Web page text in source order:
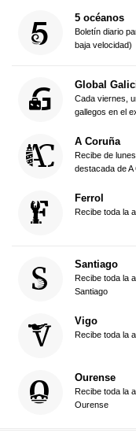
5 océanos
Boletín diario
baja velocidad)
Global
Cada viernes,
gallegos en el
A Coruña
Recibe de
destacada de A
Ferrol
Recibe toda la
Santiago
Recibe toda la
Santiago
Vigo
Recibe toda la
Ourense
Recibe toda la
Ourense